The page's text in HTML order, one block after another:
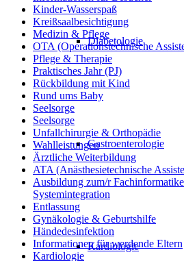
Diabetologie
Gastroenterologie
Kardiologie
Kinder-Wasserspaß
Kreißsaalbesichtigung
Medizin & Pflege
OTA (Operationstechnische
Pflege & Therapie
Praktisches Jahr (PJ)
Rückbildung mit Kind
Rund ums Baby
Seelsorge
Seelsorge
Unfallchirurgie & Orthopädie
Wahlleistungen
Ärztliche Weiterbildung
ATA (Anästhesietechnische
Ausbildung zum/r
Systemintegration
Entlassung
Gynäkologie & Geburtshilfe
Händedesinfektion
Informationen für werdende Eltern
Kardiologie